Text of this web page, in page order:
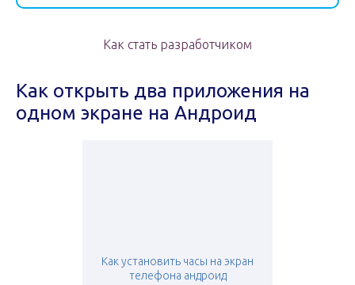
Как стать разработчиком
Как открыть два приложения на
одном экране на Андроид
Как установить часы на экран
телефона андроид